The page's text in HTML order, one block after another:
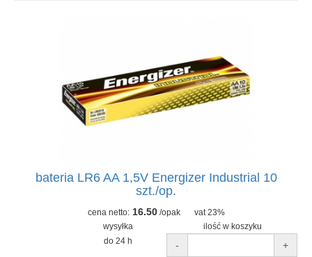
bateria LR6 AA 1,5V Energizer Industrial 10
szt./op.
cena netto: 16.50/opak
vat 23%
wysyłka
ilość w koszyku
do 24 h
- +